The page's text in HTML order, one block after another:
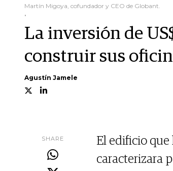
Martín Migoya, cofundador y CEO de Globant.
.
La inversión de
construir sus
Agustín Jamele
SHARE
El edificio que
caracterizara